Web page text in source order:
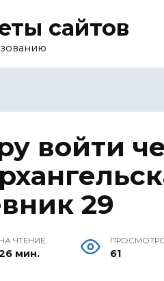
сайтов
войти
29
НА ЧТЕНИЕ
мин. 61